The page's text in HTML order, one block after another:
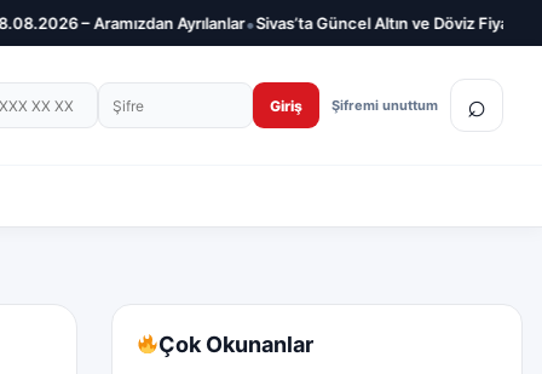
Aramızdan Ayrılanlar•Sivas’ta Güncel Altın ve Döviz Fiyatları –
numarası Şifre Giriş Şifremi unuttum ⌕
Çok Okunanlar